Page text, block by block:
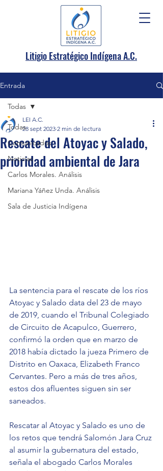
Litigio Estratégico Indígena A.C.
Entrada
Todas
Comunicados
Noticias
Carlos Morales. Análisis
Mariana Yáñez Unda. Análisis
Sala de Justicia Indígena
Todas
Rescate del Atoyac y Salado,
prioridad ambiental de Jara
LEI A.C.
28 sept 2023 2 min de lectura
La sentencia para el rescate de los ríos
Atoyac y Salado data del 23 de mayo
de 2019, cuando el Tribunal Colegiado
de Circuito de Acapulco, Guerrero,
confirmó la orden que en marzo de
2018 había dictado la jueza Primero de
Distrito en Oaxaca, Elizabeth Franco
Cervantes. Pero a más de tres años,
estos dos afluentes siguen sin ser
saneados.
Rescatar al Atoyac y Salado es uno de
los retos que tendrá Salomón Jara Cruz
al asumir la gubernatura del estado,
señala el abogado Carlos Morales